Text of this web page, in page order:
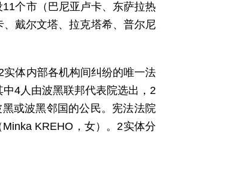
个市（巴尼亚卢卡、东萨拉热
戴尔文塔、拉克塔希、普尔尼
实体内部各机构间纠纷的唯一法
4人由波黑联邦代表院选出，2
或波黑邻国的公民。宪法法院
KREHO，女）。2实体分